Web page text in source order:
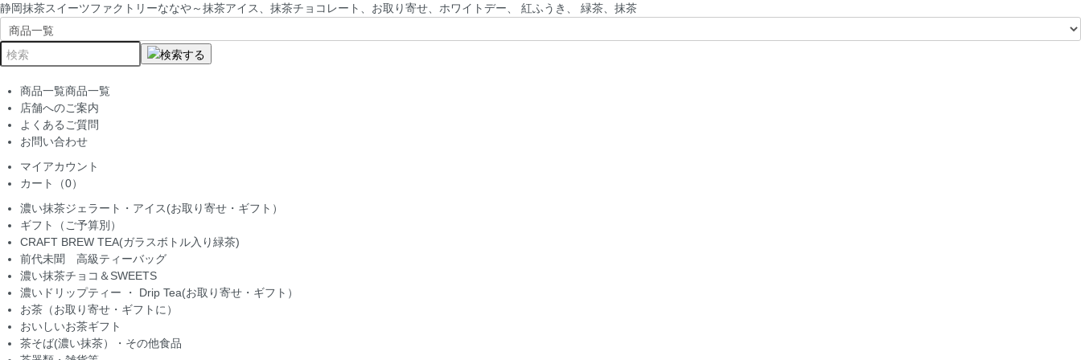
静岡抹茶スイーツファクトリーななや～抹茶アイス、抹茶チョコレート、お取り寄せ、ホワイトデー、 紅ふうき、 緑茶、抹茶
商品一覧商品一覧
店舗へのご案内
よくあるご質問
お問い合わせ
マイアカウント
カート（0）
濃い抹茶ジェラート・アイス(お取り寄せ・ギフト）
ギフト（ご予算別）
CRAFT BREW TEA(ガラスボトル入り緑茶)
前代未聞 高級ティーバッグ
濃い抹茶チョコ＆SWEETS
濃いドリップティー ・ Drip Tea(お取り寄せ・ギフト）
お茶（お取り寄せ・ギフトに）
おいしいお茶ギフト
茶そば(濃い抹茶）・その他食品